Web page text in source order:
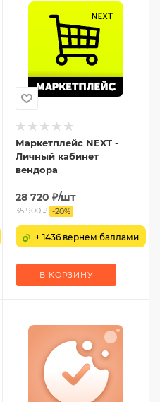
Маркетплейс NEXT -
Личный кабинет
вендора
28 720 ₽/шт
35 900₽ -20%
+ 1436 вернем баллами
В КОРЗИНУ